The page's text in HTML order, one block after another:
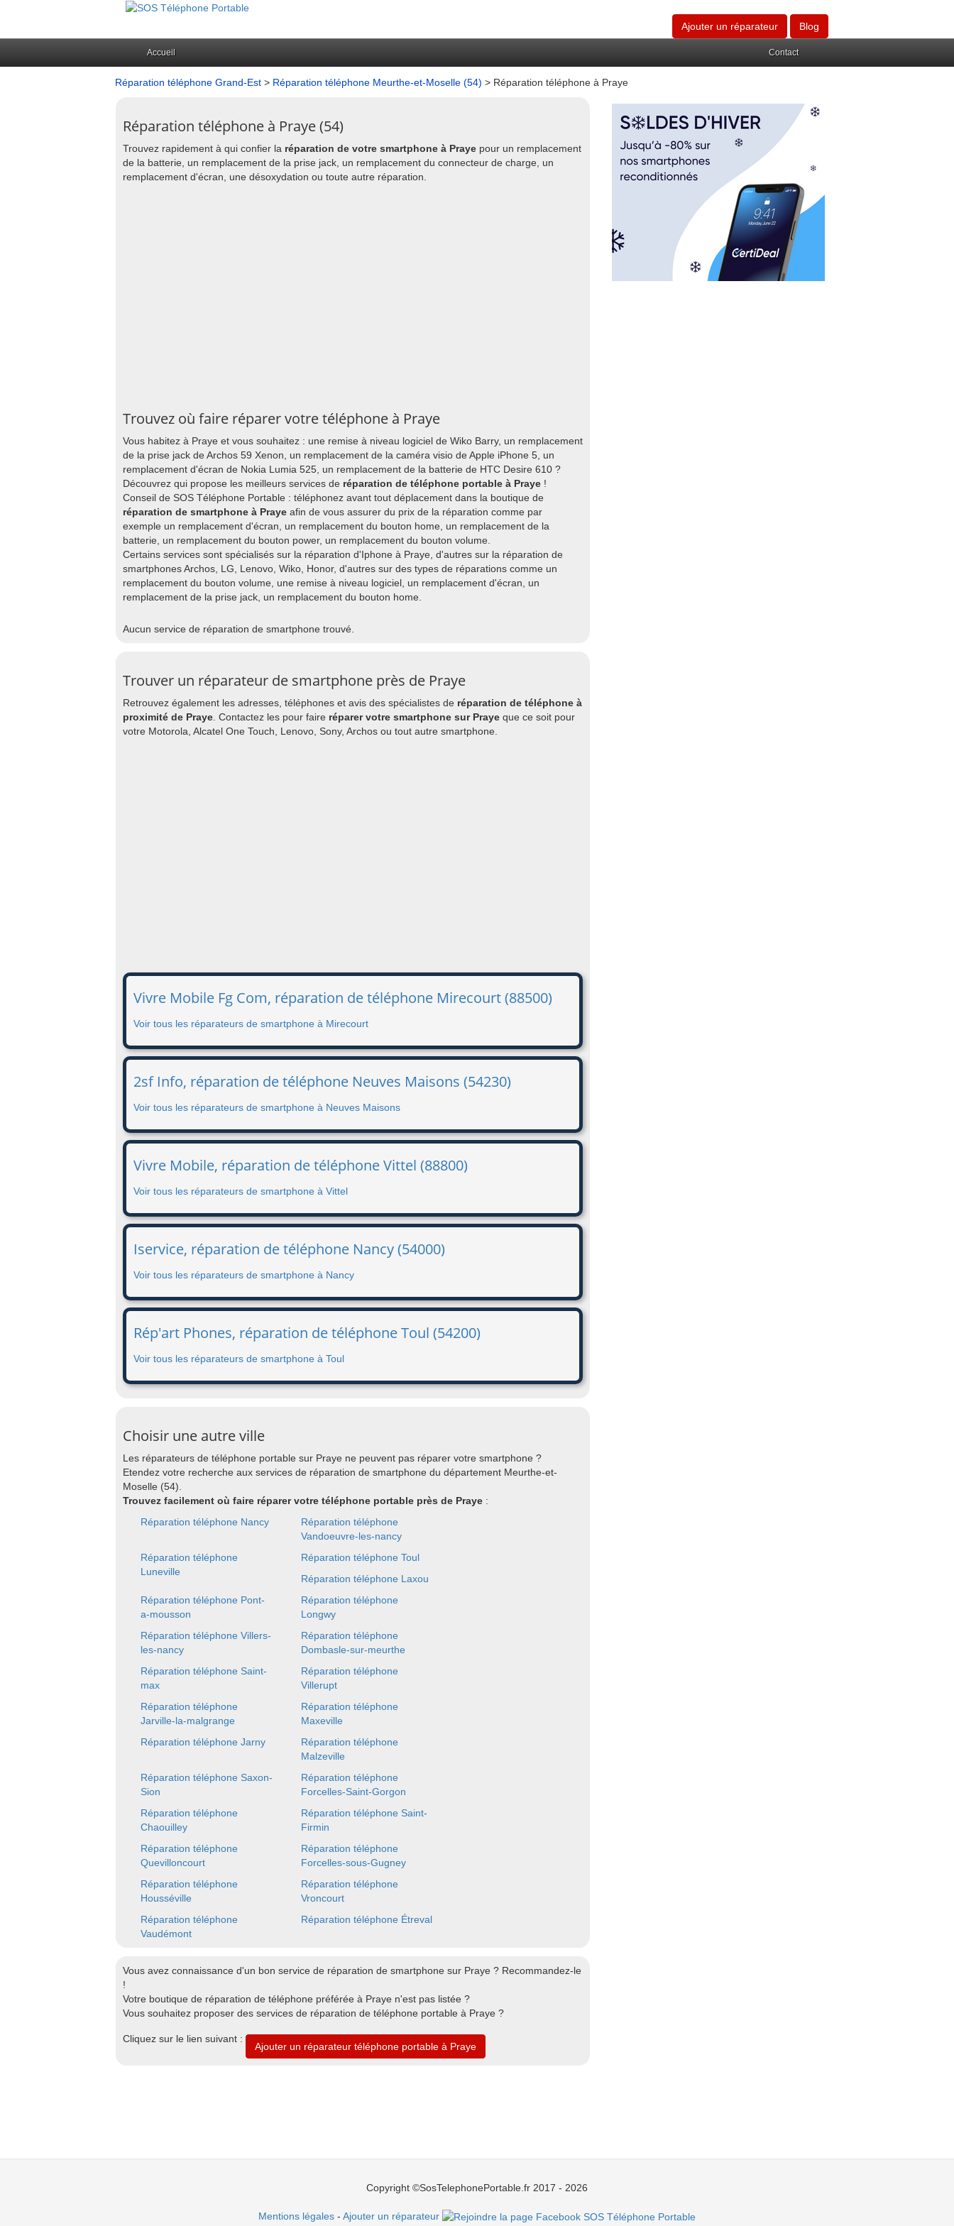
Ajouter un réparateur Blog
Accueil Contact
Réparation téléphone Grand-Est > Réparation téléphone Meurthe-et-Moselle (54) > Réparation téléphone à Praye
Réparation téléphone à Praye (54)
Trouvez rapidement à qui confier la réparation de votre smartphone à Praye pour un remplacement
de la batterie, un remplacement de la prise jack, un remplacement du connecteur de charge, un
remplacement d'écran, une désoxydation ou toute autre réparation.
Trouvez où faire réparer votre téléphone à Praye
Vous habitez à Praye et vous souhaitez : une remise à niveau logiciel de Wiko Barry, un remplacement
de la prise jack de Archos 59 Xenon, un remplacement de la caméra visio de Apple iPhone 5, un
remplacement d'écran de Nokia Lumia 525, un remplacement de la batterie de HTC Desire 610 ?
Découvrez qui propose les meilleurs services de réparation de téléphone portable à Praye !
Conseil de SOS Téléphone Portable : téléphonez avant tout déplacement dans la boutique de
réparation de smartphone à Praye afin de vous assurer du prix de la réparation comme par
exemple un remplacement d'écran, un remplacement du bouton home, un remplacement de la
batterie, un remplacement du bouton power, un remplacement du bouton volume.
Certains services sont spécialisés sur la réparation d'Iphone à Praye, d'autres sur la réparation de
smartphones Archos, LG, Lenovo, Wiko, Honor, d'autres sur des types de réparations comme un
remplacement du bouton volume, une remise à niveau logiciel, un remplacement d'écran, un
remplacement de la prise jack, un remplacement du bouton home.
Aucun service de réparation de smartphone trouvé.
Trouver un réparateur de smartphone près de Praye
Retrouvez également les adresses, téléphones et avis des spécialistes de réparation de téléphone à
proximité de Praye . Contactez les pour faire réparer votre smartphone sur Praye que ce soit pour
votre Motorola, Alcatel One Touch, Lenovo, Sony, Archos ou tout autre smartphone.
Vivre Mobile Fg Com, réparation de téléphone Mirecourt (88500)
Voir tous les réparateurs de smartphone à Mirecourt
2sf Info, réparation de téléphone Neuves Maisons (54230)
Voir tous les réparateurs de smartphone à Neuves Maisons
Vivre Mobile, réparation de téléphone Vittel (88800)
Voir tous les réparateurs de smartphone à Vittel
Iservice, réparation de téléphone Nancy (54000)
Voir tous les réparateurs de smartphone à Nancy
Rép'art Phones, réparation de téléphone Toul (54200)
Voir tous les réparateurs de smartphone à Toul
Choisir une autre ville
Les réparateurs de téléphone portable sur Praye ne peuvent pas réparer votre smartphone ?
Etendez votre recherche aux services de réparation de smartphone du département Meurthe-et-
Moselle (54).
Trouvez facilement où faire réparer votre téléphone portable près de Praye :
Réparation téléphone Nancy
Réparation téléphone
Vandoeuvre-les-nancy
Réparation téléphone
Luneville
Réparation téléphone Toul
Réparation téléphone Laxou
Réparation téléphone Pont-
a-mousson
Réparation téléphone
Longwy
Réparation téléphone Villers-
les-nancy
Réparation téléphone
Dombasle-sur-meurthe
Réparation téléphone Saint-
max
Réparation téléphone
Villerupt
Réparation téléphone
Jarville-la-malgrange
Réparation téléphone
Maxeville
Réparation téléphone Jarny
Réparation téléphone
Malzeville
Réparation téléphone Saxon-
Sion
Réparation téléphone
Forcelles-Saint-Gorgon
Réparation téléphone
Chaouilley
Réparation téléphone Saint-
Firmin
Réparation téléphone
Quevilloncourt
Réparation téléphone
Forcelles-sous-Gugney
Réparation téléphone
Housséville
Réparation téléphone
Vroncourt
Réparation téléphone
Vaudémont
Réparation téléphone Étreval
Vous avez connaissance d'un bon service de réparation de smartphone sur Praye ? Recommandez-le
!
Votre boutique de réparation de téléphone préférée à Praye n'est pas listée ?
Vous souhaitez proposer des services de réparation de téléphone portable à Praye ?
Cliquez sur le lien suivant :
Ajouter un réparateur téléphone portable à Praye
Copyright ©SosTelephonePortable.fr 2017 - 2026
Mentions légales - Ajouter un réparateur